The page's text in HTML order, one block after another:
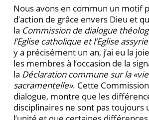
Nous avons en commun un motif
d’action de grâce envers Dieu et
la Commission de dialogue
l’Eglise catholique et l’Eglise
y a précisément un an, j’ai eu la
les membres à l’occasion de la
la Déclaration commune sur la «vie
sacramentelle». Cette
dialogue, montre que les
disciplinaires ne sont pas toujours